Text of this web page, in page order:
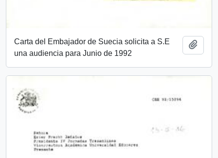
Carta del Embajador de Suecia solicita a S.E
una audiencia para Junio de 1992